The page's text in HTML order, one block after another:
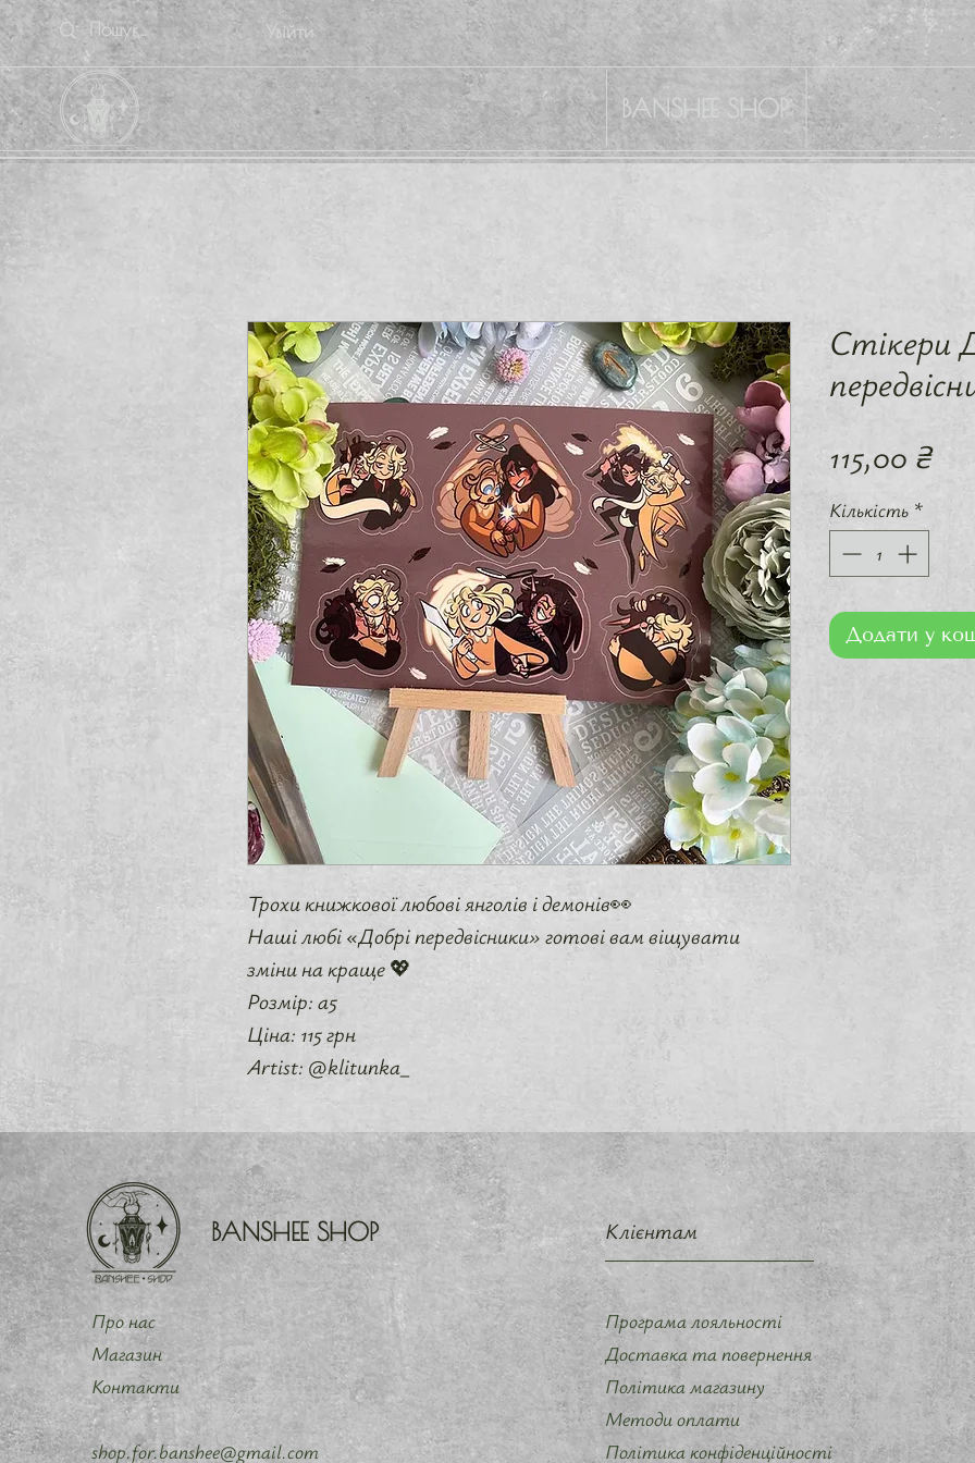
Увійти
BANSHEE SHOP
Трохи книжкової любові янголів і демонів👀
Наші любі «Добрі передвісники» готові вам віщувати
зміни на краще 💖
Розмір: а5
Ціна: 115 грн
Artist: @klitunka_
Стікери
115,00 ₴
Кількість *
Додати у
BANSHEE SHOP
Про нас
Магазин
Контакти
shop.for.banshee@gmail.com
Клієнтам
Програма лояльності
Доставка та повернення
Політика магазину
Методи оплати
Політика конфіденційності